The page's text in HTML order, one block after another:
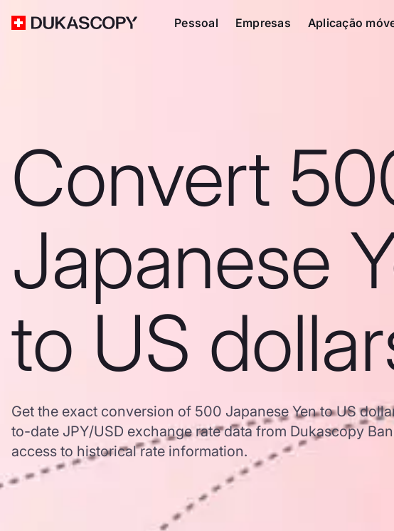
Pessoal Empresas Aplicação
Convert
Japanese
to US
Get the exact conversion of 500 Japanese Yen to US
to-date JPY/USD exchange rate data from Dukascopy
access to historical rate information.